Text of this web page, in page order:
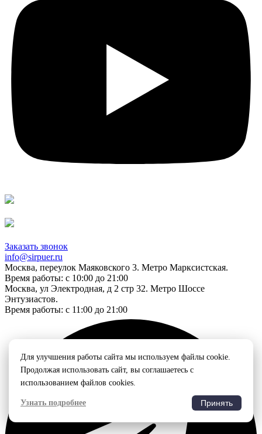
Заказать звонок
info@sirpuer.ru
Москва, переулок Маяковского 3. Метро Марксистская.
Время работы: с 10:00 до 21:00
Москва, ул Электродная, д 2 стр 32. Метро Шоссе
Энтузиастов.
Время работы: с 11:00 до 21:00
Для улучшения работы сайта мы используем файлы cookie.
Продолжая использовать сайт, вы соглашаетесь с
использованием файлов cookies.
Узнать подробнее Принять